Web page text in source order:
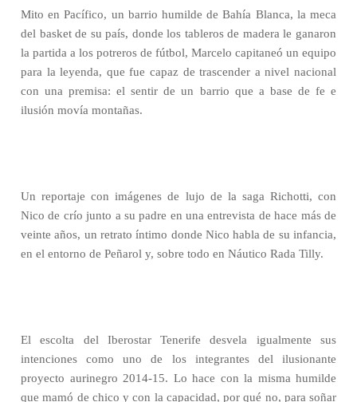
Mito en Pacífico, un barrio humilde de Bahía Blanca, la meca
del basket de su país, donde los tableros de madera le ganaron
la partida a los potreros de fútbol, Marcelo capitaneó un equipo
para la leyenda, que fue capaz de trascender a nivel nacional
con una premisa: el sentir de un barrio que a base de fe e
ilusión movía montañas.
Un reportaje con imágenes de lujo de la saga Richotti, con
Nico de crío junto a su padre en una entrevista de hace más de
veinte años, un retrato íntimo donde Nico habla de su infancia,
en el entorno de Peñarol y, sobre todo en Náutico Rada Tilly.
El escolta del Iberostar Tenerife desvela igualmente sus
intenciones como uno de los integrantes del ilusionante
proyecto aurinegro 2014-15. Lo hace con la misma humilde
que mamó de chico y con la capacidad, por qué no, para soñar